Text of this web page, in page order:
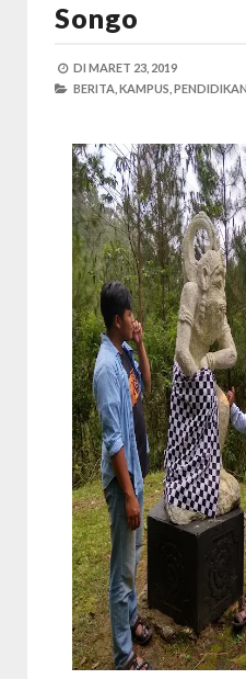
Songo
DI MARET 23, 2019
BERITA, KAMPUS, PENDIDIKAN,